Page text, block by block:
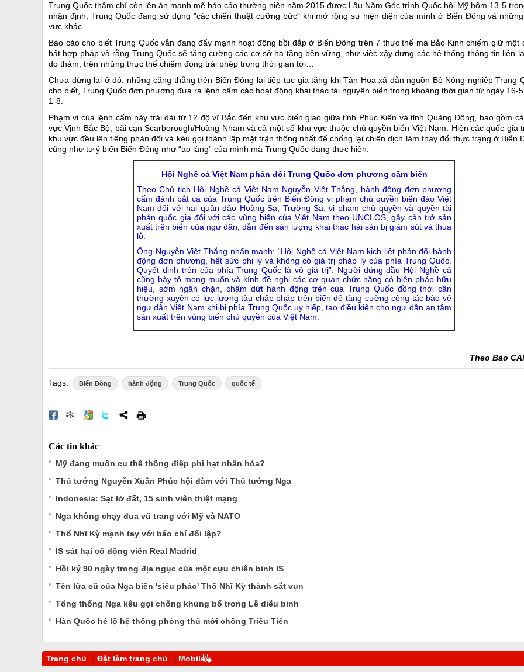
Trung Quốc thậm chí còn lên án mạnh mẽ báo cáo thường niên năm 2015 được Lầu Năm Góc trình Quốc hội Mỹ hôm 13-5
nhận định, Trung Quốc đang sử dụng "các chiến thuật cưỡng bức" khi mở rộng sự hiện diện của mình ở Biển Đông và
vực khác.
Báo cáo cho biết Trung Quốc vẫn đang đẩy mạnh hoạt động bồi đắp ở Biển Đông trên 7 thực thể mà Bắc Kinh chiếm giữ một
bất hợp pháp và rằng Trung Quốc sẽ tăng cường các cơ sở hạ tầng bền vững, như việc xây dựng các hệ thống thông tin liên
do thám, trên những thực thể chiếm đóng trái phép trong thời gian tới…
Chưa dừng lại ở đó, những căng thẳng trên Biển Đông lại tiếp tục gia tăng khi Tân Hoa xã dẫn nguồn Bộ Nông nghiệp Trung
cho biết, Trung Quốc đơn phương đưa ra lệnh cấm các hoạt động khai thác tài nguyên biển trong khoảng thời gian từ ngày 16-
1-8.
Phạm vi của lệnh cấm này trải dài từ 12 độ vĩ Bắc đến khu vực biển giao giữa tỉnh Phúc Kiến và tỉnh Quảng Đông, bao gồm
vực Vịnh Bắc Bộ, bãi cạn Scarborough/Hoàng Nham và cả một số khu vực thuộc chủ quyền biển Việt Nam. Hiện các quốc gia
khu vực đều lên tiếng phản đối và kêu gọi thành lập mặt trận thống nhất để chống lại chiến dịch làm thay đổi thực trạng ở Biển
cũng như tự ý biến Biển Đông như “ao làng” của mình mà Trung Quốc đang thực hiện.
Hội Nghề cá Việt Nam phản đối Trung Quốc đơn phương cấm biển
Theo Chủ tịch Hội Nghề cá Việt Nam Nguyễn Việt Thắng, hành động đơn phương
cấm đánh bắt cá của Trung Quốc trên Biển Đông vi phạm chủ quyền biển đảo Việt
Nam đối với hai quần đảo Hoàng Sa, Trường Sa, vi phạm chủ quyền và quyền tài
phán quốc gia đối với các vùng biển của Việt Nam theo UNCLOS, gây cản trở sản
xuất trên biển của ngư dân, dẫn đến sản lượng khai thác hải sản bị giảm sút và thua
lỗ.
Ông Nguyễn Việt Thắng nhấn mạnh: “Hội Nghề cá Việt Nam kịch liệt phản đối hành
động đơn phương, hết sức phi lý và không có giá trị pháp lý của phía Trung Quốc.
Quyết định trên của phía Trung Quốc là vô giá trị”. Người đứng đầu Hội Nghề cá
cũng bày tỏ mong muốn và kính đề nghị các cơ quan chức năng có biện pháp hữu
hiệu, sớm ngăn chặn, chấm dứt hành động trên của Trung Quốc đồng thời cần
thường xuyên có lực lượng tàu chấp pháp trên biển để tăng cường công tác bảo vệ
ngư dân Việt Nam khi bị phía Trung Quốc uy hiếp, tạo điều kiện cho ngư dân an tâm
sản xuất trên vùng biển chủ quyền của Việt Nam.
Theo Báo
Tags: Biển Đông hành động Trung Quốc quốc tế
Các tin khác
Mỹ đang muốn cụ thể thông điệp phi hạt nhân hóa?
Thủ tướng Nguyễn Xuân Phúc hội đàm với Thủ tướng Nga
Indonesia: Sạt lở đất, 15 sinh viên thiệt mạng
Nga không chạy đua vũ trang với Mỹ và NATO
Thổ Nhĩ Kỳ mạnh tay với báo chí đối lập?
IS sát hại cổ động viên Real Madrid
Hồi ký 90 ngày trong địa ngục của một cựu chiến binh IS
Tên lửa cũ của Nga biến 'siêu pháo' Thổ Nhĩ Kỳ thành sắt vụn
Tổng thống Nga kêu gọi chống khủng bố trong Lễ diễu binh
Hàn Quốc hé lộ hệ thống phòng thủ mới chống Triều Tiên
Trang chủ Đặt làm trang chủ Mobile